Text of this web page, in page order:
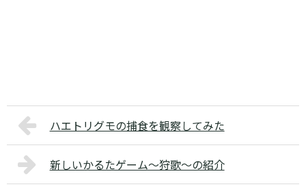
ハエトリグモの捕食を観察してみた
新しいかるたゲーム～狩歌～の紹介